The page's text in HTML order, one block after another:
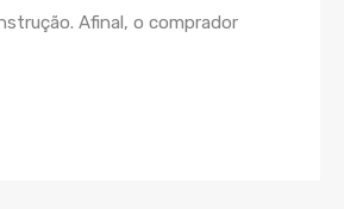
Afinal, o comprador